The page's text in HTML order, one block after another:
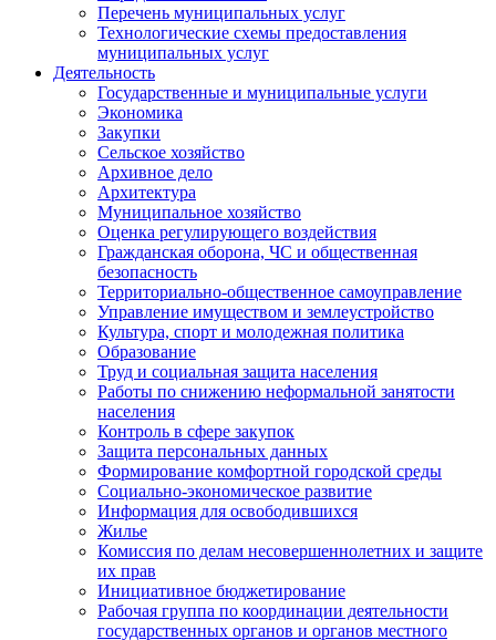
Перечень муниципальных услуг
Технологические схемы предоставления
муниципальных услуг
Деятельность
Государственные и муниципальные услуги
Экономика
Закупки
Сельское хозяйство
Архивное дело
Архитектура
Муниципальное хозяйство
Оценка регулирующего воздействия
Гражданская оборона, ЧС и общественная
безопасность
Территориально-общественное самоуправление
Управление имуществом и землеустройство
Культура, спорт и молодежная политика
Образование
Труд и социальная защита населения
Работы по снижению неформальной занятости
населения
Контроль в сфере закупок
Защита персональных данных
Формирование комфортной городской среды
Социально-экономическое развитие
Информация для освободившихся
Жилье
Комиссия по делам несовершеннолетних и защите
их прав
Инициативное бюджетирование
Рабочая группа по координации деятельности
государственных органов и органов местного